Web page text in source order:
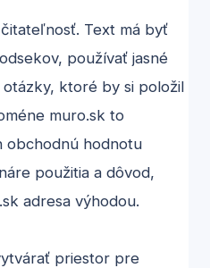
Text má byť
používať jasné
ktoré by si položil
muro.sk to
obchodnú hodnotu
použitia a dôvod,
adresa výhodou.
priestor pre